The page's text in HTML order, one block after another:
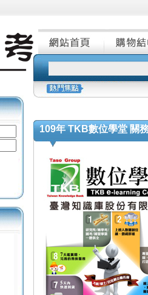
109年 TKB數位學堂 關